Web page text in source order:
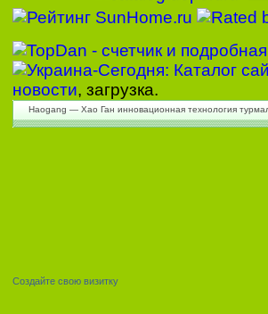
новости, загрузка.
Haogang — Хао Ган инновационная технология
Создайте свою визитку